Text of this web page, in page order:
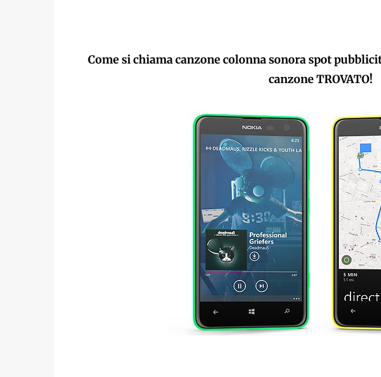
Come si chiama canzone colonna sonora spot
canzone TROVATO!